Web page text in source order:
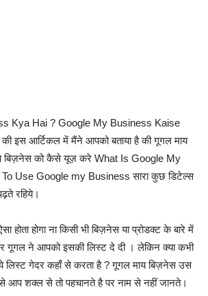
Kya Hai ? Google My Business Kaise
इस आर्टिकल में मैंने आपको बताया है की गूगल माय
बिज़नेस को कैसे यूज़ करे What Is Google My
Use Google my Business सारा कुछ डिटेल्स
रहिये।
होगा ना किसी भी बिज़नेस या प्रोडक्ट के बारे में
गूगल ने आपको इसकी लिस्ट दे दी । लेकिन क्या कभी
लिस्ट गेदर कहाँ से करता है ? गूगल माय बिज़नेस उस
आप शक्ल से तो पहचानते है पर नाम से नहीं जानते।